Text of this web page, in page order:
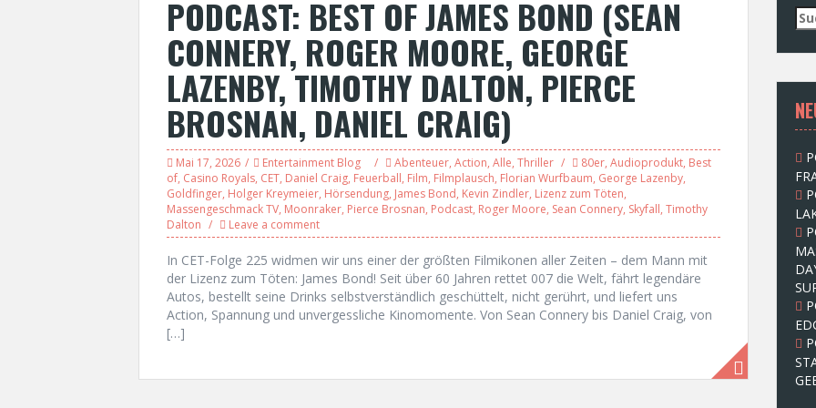
PODCAST: BEST OF JAMES BOND (SEAN
CONNERY, ROGER MOORE, GEORGE
LAZENBY, TIMOTHY DALTON, PIERCE
BROSNAN, DANIEL CRAIG)
Mai 17, 2026 Entertainment Blog Abenteuer, Action, Alle, Thriller 80er, Audioprodukt, Best
of, Casino Royals, CET, Daniel Craig, Feuerball, Film, Filmplausch, Florian Wurfbaum, George Lazenby,
Goldfinger, Holger Kreymeier, Hörsendung, James Bond, Kevin Zindler, Lizenz zum Töten,
Massengeschmack TV, Moonraker, Pierce Brosnan, Podcast, Roger Moore, Sean Connery, Skyfall, Timothy
Dalton
Leave a comment
In CET-Folge 225 widmen wir uns einer der größten Filmikonen aller Zeiten – dem Mann mit
der Lizenz zum Töten: James Bond! Seit über 60 Jahren rettet 007 die Welt, fährt legendäre
Autos, bestellt seine Drinks selbstverständlich geschüttelt, nicht gerührt, und liefert uns
Action, Spannung und unvergessliche Kinomomente. Von Sean Connery bis Daniel Craig, von
[…]
S
u
c
e
n
n
c
h
: